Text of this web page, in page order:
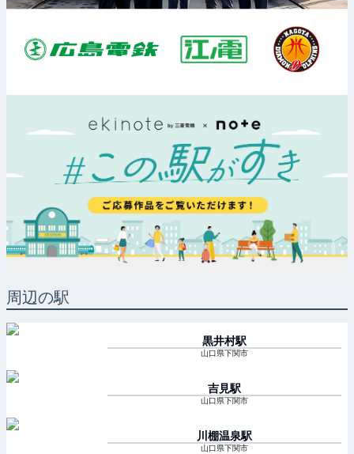
周辺の駅
黒井村駅
山口県下関市
吉見駅
山口県下関市
川棚温泉駅
山口県下関市